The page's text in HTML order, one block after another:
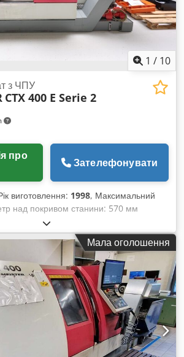
Counter Spindle No Driven Tools
1 / 10
з ЧПУ
CTX 400 E Serie 2
Зателефонувати
виготовлення: 1998, Максимальний
над покривом станини: 570 мм
діаметр над поперечкою: 420
CNC PILOT Поздовжній хід: 635
220 мм Codpfxozcfc Io Amvorf Отвір
між центрами: 1000 мм Діаметр
задньої бабки: MK 4 Швидкість
0,025-24.000 мм/хв. Швидкість
0,025-20.000 мм/хв. Поздовжня
Н Поперечна подаюча сила: 3.500 Н
44 кВт Вага верстата: близько 5,7 т
близько 7,5 x 4,0 x 1,7 м Аксесуари:
- різні тримачі інструменту
Мала оголошення